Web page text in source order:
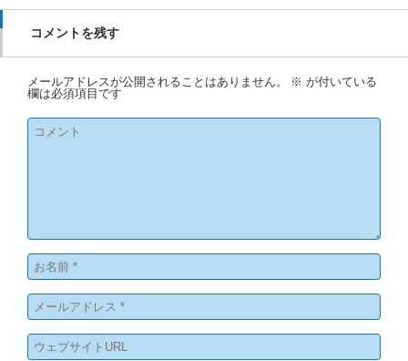
コメントを残す
メールアドレスが公開されることはありません。 ※ が付いている
欄は必須項目です